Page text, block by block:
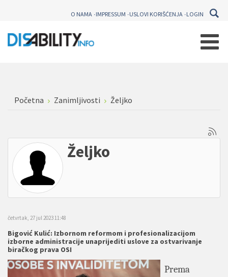
O NAMA IMPRESSUM USLOVI KORIŠĆENJA LOGIN
Početna Zanimljivosti Željko
Željko
četvrtak, 27 jul 2023 11:48
Bigović Kulić: Izbornom reformom i profesionalizacijom
izborne administracije unaprijediti uslove za ostvarivanje
biračkog prava OSI
Prema